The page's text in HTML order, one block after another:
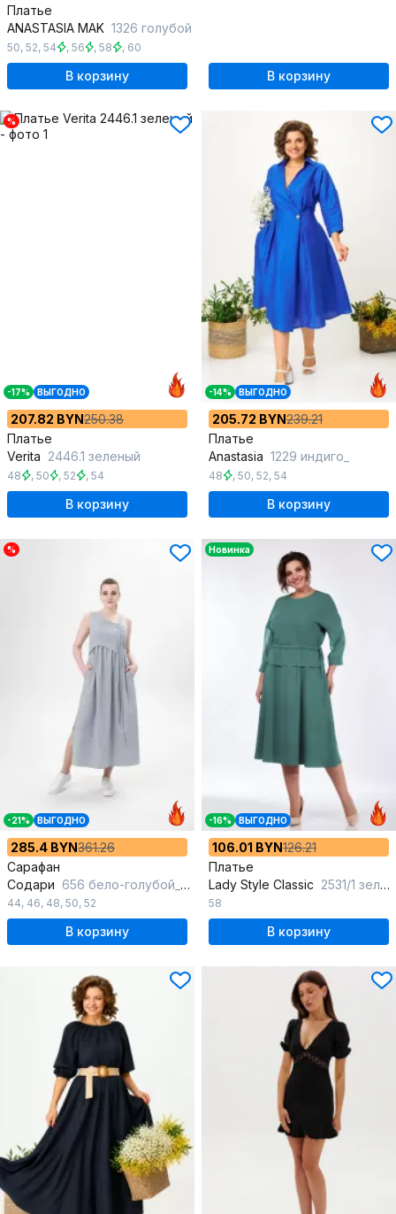
Платье
ANASTASIA MAK 1326 голубой
50, 52, 54 , 56 , 58 , 60
В корзину В корзину
%
-17% ВЫГОДНО
207.82 BYN250.38
Платье
Verita 2446.1 зеленый
48 , 50 , 52 , 54
В корзину
-14% ВЫГОДНО
205.72 BYN239.21
Платье
Anastasia 1229 индиго_
48 , 50, 52, 54
В корзину
%
-21% ВЫГОДНО
285.4 BYN361.26
Сарафан
Содари 656 бело-голубой_в_полоску
44, 46, 48, 50, 52
В корзину
Новинка
-16% ВЫГОДНО
106.01 BYN126.21
Платье
Lady Style Classic 2531/1 зеленый
58
В корзину